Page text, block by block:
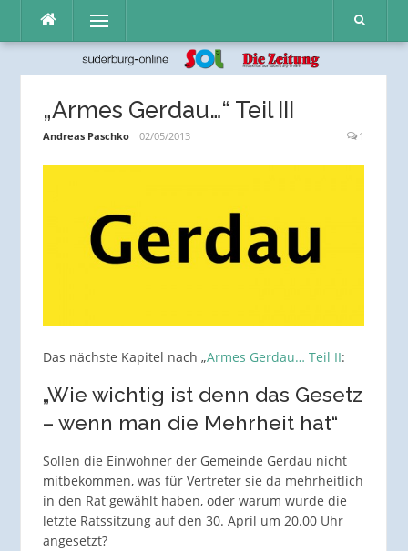
Inhalt
Menü
„Armes Gerdau…“ Teil III
Andreas Paschko 02/05/2013 1
Das nächste Kapitel nach „Armes Gerdau… Teil II:
„Wie wichtig ist denn das Gesetz
– wenn man die Mehrheit hat“
Sollen die Einwohner der Gemeinde Gerdau nicht
mitbekommen, was für Vertreter sie da mehrheitlich
in den Rat gewählt haben, oder warum wurde die
letzte Ratssitzung auf den 30. April um 20.00 Uhr
angesetzt?